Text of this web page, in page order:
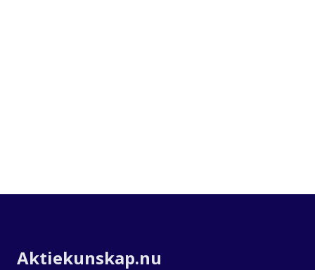
Aktiekunskap.nu